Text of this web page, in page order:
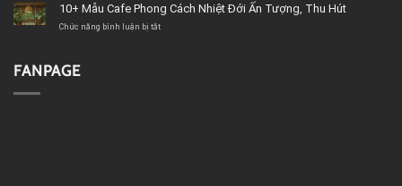
(Buôn
Âu
Cafe
10+ Mẫu Cafe Phong Cách Nhiệt Đới Ấn Tượng, Thu Hút
Chức năng bình luận bị tắt
FANPAGE